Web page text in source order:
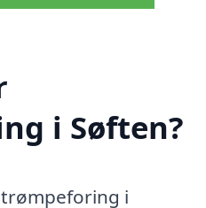
i Søften?
i